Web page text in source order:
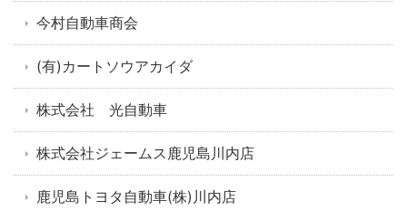
今村自動車商会
(有)カートソウアカイダ
株式会社 光自動車
株式会社ジェームス鹿児島川内店
鹿児島トヨタ自動車(株)川内店